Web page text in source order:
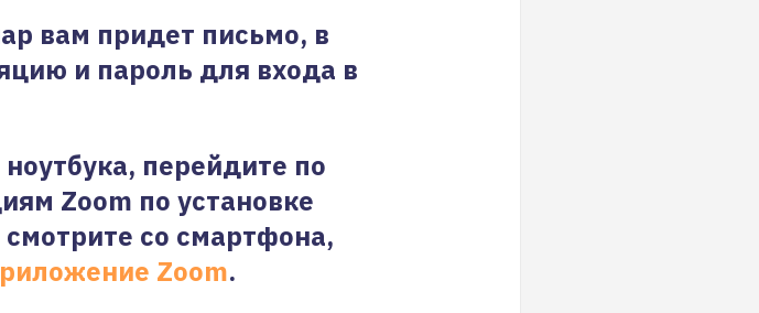
вам придет письмо, в
и пароль для входа в
перейдите по
Zoom по установке
со смартфона,
Zoom.